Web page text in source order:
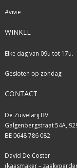
#vivie
WINKEL
Elke dag van 09u tot 17u.
Gesloten op zondag
CONTACT
De Zuivelarij BV
Galgenbergstraat 54A,
BE 0648 786 082
David De Coster
(kaasmaker –